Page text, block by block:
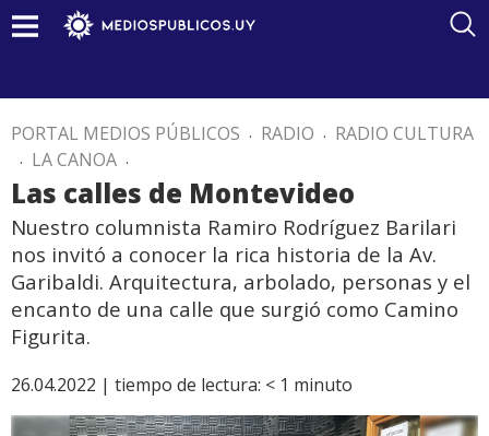
PORTAL MEDIOS PÚBLICOS . RADIO . RADIO CULTURA
. LA CANOA .
Las calles de Montevideo
Nuestro columnista Ramiro Rodríguez Barilari
nos invitó a conocer la rica historia de la Av.
Garibaldi. Arquitectura, arbolado, personas y el
encanto de una calle que surgió como Camino
Figurita.
26.04.2022 | tiempo de lectura: < 1 minuto